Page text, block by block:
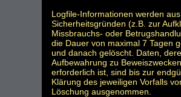
Logfile-Informationen werden aus
Sicherheitsgründen (z.B. zur
Missbrauchs- oder
die Dauer von maximal 7 Tagen
und danach gelöscht. Daten,
Aufbewahrung zu Beweiszwecken
erforderlich ist, sind bis zur
Klärung des jeweiligen Vorfalls
Löschung ausgenommen.